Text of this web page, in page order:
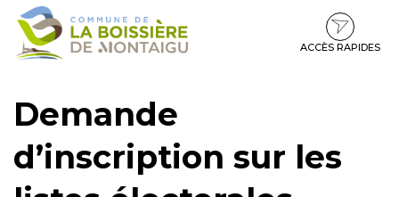
Gestion des traceurs
Aller
Aller
contenu
Aller
pied
ACCÈS RAPIDES
Demande
d’inscription sur les